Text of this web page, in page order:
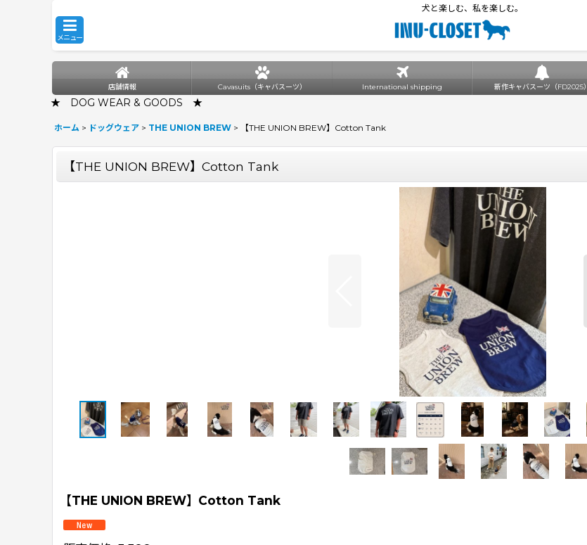
犬と楽しむ、私を楽しむ。
メニュー
店舗情報 Cavasuits（キャバスーツ） International shipping 新作キャバスーツ（FD2025）
★ DOG WEAR & GOODS ★
ホーム > ドッグウェア > THE UNION BREW > 【THE UNION BREW】Cotton Tank
【THE UNION BREW】Cotton Tank
【THE UNION BREW】Cotton Tank